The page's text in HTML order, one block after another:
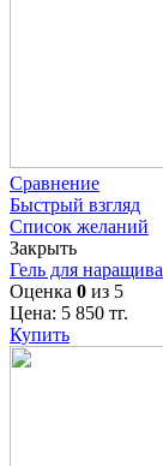
Сравнение
Быстрый взгляд
Список желаний
Закрыть
Гель для
Оценка 0 из 5
Цена: 5 850 тг.
Купить